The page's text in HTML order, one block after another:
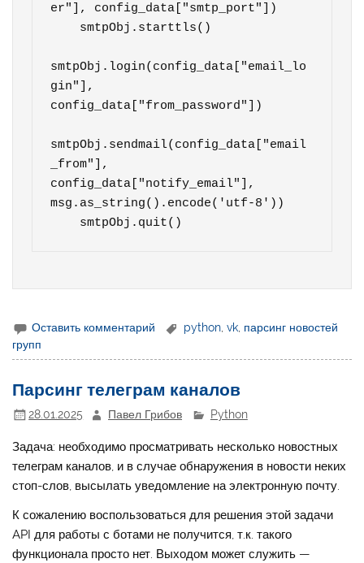
er"], config_data["smtp_port"])
smtpObj.login(config_data["email_lo
gin"],
config_data["from_password"])
smtpObj.sendmail(config_data["email
_from"],
config_data["notify_email"],
msg.as_string().encode('utf-8'))
    smtpObj.quit()
Оставить комментарий python ,vk парсинг новостей
групп
Парсинг телеграм каналов
28.01.2025 Павел Грибов Python
Задача: необходимо просматривать несколько новостных
телеграм каналов, и в случае обнаружения в новости неких
стоп-слов, высылать уведомление на электронную почту.
К сожалению воспользоваться для решения этой задачи
API для работы с ботами не получится, т.к. такого
функционала просто нет. Выходом может служить —